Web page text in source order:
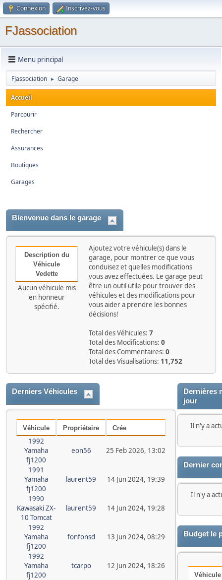
Connexion Inscrivez-vous
FJassociation
Menu principal
FJassociation ► Garage
Accueil
Parcourir
Rechercher
Assurances
Boutiques
Garages
Bienvenue dans le garage
Description du
Véhicule
Vedette
Aucun véhicule mis
en honneur
spécifié.
Ajoutez votre véhicule(s) dans le
garage, pour montrer ce que vous
conduisez et quelles modifications
vous avez effectuées. Le garage peut
être un outil utile pour trouver des
véhicules et des modifications pour
vous aider a prendre les bonnes
décisions!
Total des Véhicules: 7
Total des Modifications: 0
Total des Commentaires: 0
Total des Visualisations: 11,752
Derniers Véhicules
Véhicule Propriétaire Crée
1992
Yamaha
fj1200
eon56 25 Feb 2026, 13:02
1991
Yamaha
fj1200
laurent59 14 Jun 2024, 19:39
1990
Kawasaki ZX-
10 Tomcat
laurent59 14 Jun 2024, 19:28
1992
Yamaha
fj1200
fonfonsd 13 Jun 2024, 08:29
1992
Yamaha
fj1200
tcarpo 12 Jun 2024, 18:26
Dernières
jour
Il n'y a
Dernier
Il n'y a
Budget le
Véhicule